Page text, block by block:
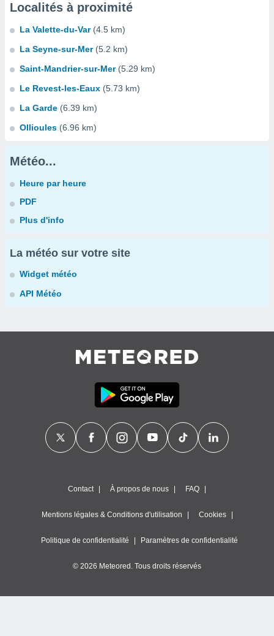
Localités à proximité
La Valette-du-Var (4.5 km)
La Seyne-sur-Mer (5.2 km)
Saint-Mandrier-sur-Mer (5.29 km)
Le Revest-les-Eaux (5.73 km)
La Garde (6.39 km)
Ollioules (6.96 km)
Météo...
Heure par heure
PDF
Plus d'info
La météo sur votre site
Widget météo
API Météo
Contact À propos de nous FAQ
Mentions légales & Conditions d'utilisation Cookies
Politique de confidentialité Paramètres de confidentialité
© 2026 Meteored. Tous droits réservés